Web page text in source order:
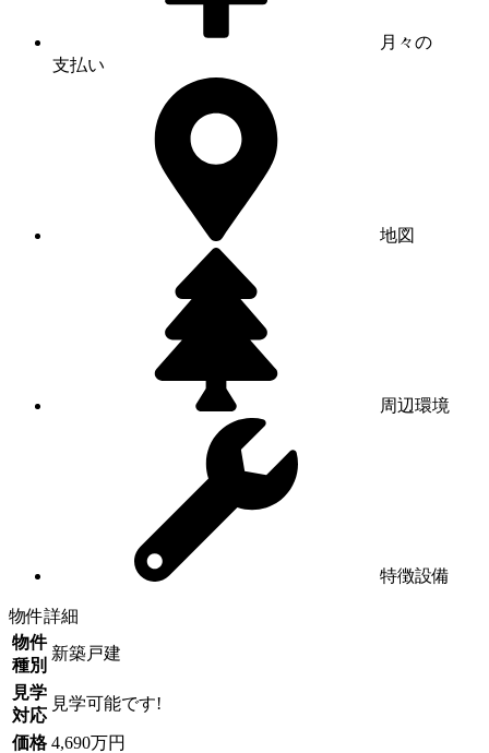
月々の
支払い
地図
周辺環境
特徴設備
物件詳細
物件
種別
新築戸建
見学
対応
見学可能です!
価格 4,690万円